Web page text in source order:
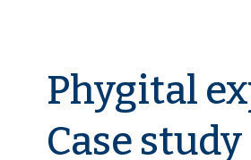
Phygital
Case